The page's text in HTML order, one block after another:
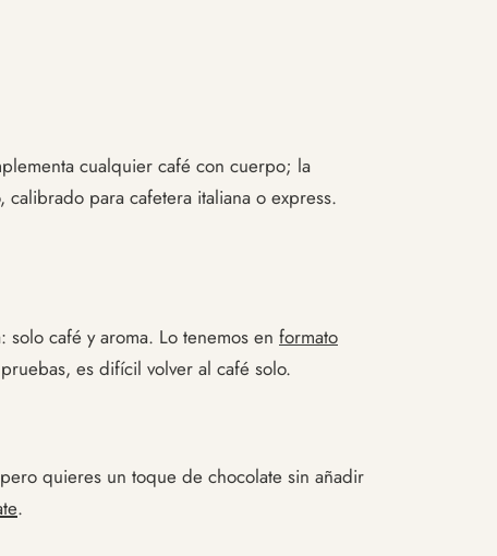
cualquier café con cuerpo; la
para cafetera italiana o express.
café y aroma. Lo tenemos en formato
es difícil volver al café solo.
quieres un toque de chocolate sin añadir
.